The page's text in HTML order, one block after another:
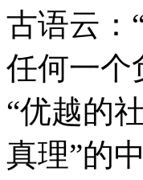
古语云：
任何一个
“优越的
真理”的